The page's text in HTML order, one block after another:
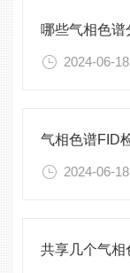
2024-06-18
2024-06-18